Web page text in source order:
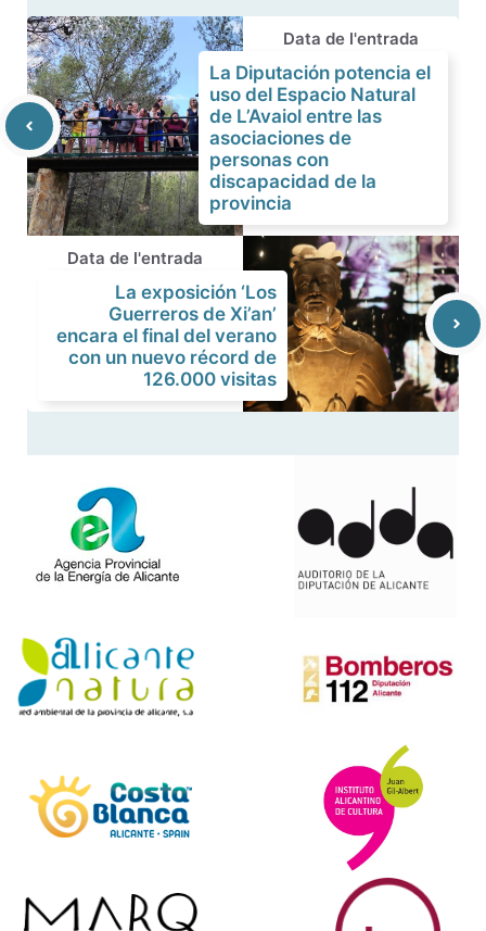
Data de l'entrada
La Diputación potencia el
uso del Espacio Natural
de L’Avaiol entre las
asociaciones de
personas con
discapacidad de la
provincia
Data de l'entrada
La exposición ‘Los
Guerreros de Xi’an’
encara el final del verano
con un nuevo récord de
126.000 visitas